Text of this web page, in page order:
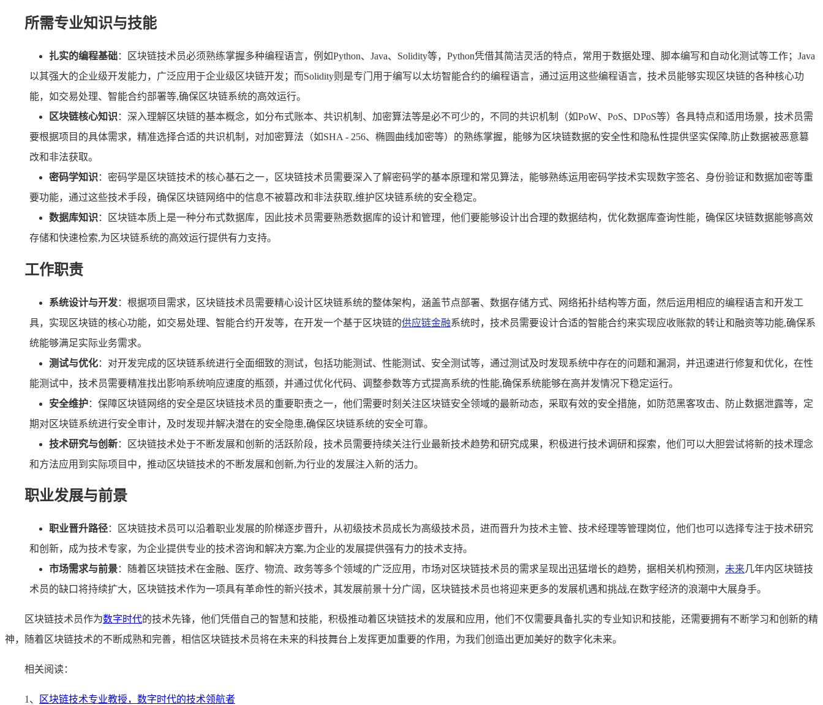
所需专业知识与技能
扎实的编程基础：区块链技术员必须熟练掌握多种编程语言，例如Python、Java、Solidity等，Python凭借其简洁灵活的特点，常用于数据处理、脚本编写和自动化测试等工作；Java
以其强大的企业级开发能力，广泛应用于企业级区块链开发；而Solidity则是专门用于编写以太坊智能合约的编程语言，通过运用这些编程语言，技术员能够实现区块链的各种核心功
能，如交易处理、智能合约部署等,确保区块链系统的高效运行。
区块链核心知识 ：深入理解区块链的基本概念，如分布式账本、共识机制、加密算法等是必不可少的，不同的共识机制（如PoW、PoS、DPoS等）各具特点和适用场景，技术员需
要根据项目的具体需求，精准选择合适的共识机制，对加密算法（如SHA - 256、椭圆曲线加密等）的熟练掌握，能够为区块链数据的安全性和隐私性提供坚实保障,防止数据被恶意篡
改和非法获取。
密码学知识 ：密码学是区块链技术的核心基石之一，区块链技术员需要深入了解密码学的基本原理和常见算法，能够熟练运用密码学技术实现数字签名、身份验证和数据加密等重
要功能，通过这些技术手段，确保区块链网络中的信息不被篡改和非法获取,维护区块链系统的安全稳定。
数据库知识 ：区块链本质上是一种分布式数据库，因此技术员需要熟悉数据库的设计和管理，他们要能够设计出合理的数据结构，优化数据库查询性能，确保区块链数据能够高效
存储和快速检索,为区块链系统的高效运行提供有力支持。
工作职责
系统设计与开发：根据项目需求，区块链技术员需要精心设计区块链系统的整体架构，涵盖节点部署、数据存储方式、网络拓扑结构等方面，然后运用相应的编程语言和开发工
具，实现区块链的核心功能，如交易处理、智能合约开发等，在开发一个基于区块链的供应链金融系统时，技术员需要设计合适的智能合约来实现应收账款的转让和融资等功能,确保系
统能够满足实际业务需求。
测试与优化：对开发完成的区块链系统进行全面细致的测试，包括功能测试、性能测试、安全测试等，通过测试及时发现系统中存在的问题和漏洞，并迅速进行修复和优化，在性
能测试中，技术员需要精准找出影响系统响应速度的瓶颈，并通过优化代码、调整参数等方式提高系统的性能,确保系统能够在高并发情况下稳定运行。
安全维护：保障区块链网络的安全是区块链技术员的重要职责之一，他们需要时刻关注区块链安全领域的最新动态，采取有效的安全措施，如防范黑客攻击、防止数据泄露等，定
期对区块链系统进行安全审计，及时发现并解决潜在的安全隐患,确保区块链系统的安全可靠。
技术研究与创新：区块链技术处于不断发展和创新的活跃阶段，技术员需要持续关注行业最新技术趋势和研究成果，积极进行技术调研和探索，他们可以大胆尝试将新的技术理念
和方法应用到实际项目中，推动区块链技术的不断发展和创新,为行业的发展注入新的活力。
职业发展与前景
职业晋升路径：区块链技术员可以沿着职业发展的阶梯逐步晋升，从初级技术员成长为高级技术员，进而晋升为技术主管、技术经理等管理岗位，他们也可以选择专注于技术研究
和创新，成为技术专家，为企业提供专业的技术咨询和解决方案,为企业的发展提供强有力的技术支持。
市场需求与前景：随着区块链技术在金融、医疗、物流、政务等多个领域的广泛应用，市场对区块链技术员的需求呈现出迅猛增长的趋势，据相关机构预测， 未来几年内区块链技
术员的缺口将持续扩大，区块链技术作为一项具有革命性的新兴技术，其发展前景十分广阔，区块链技术员也将迎来更多的发展机遇和挑战,在数字经济的浪潮中大展身手。
区块链技术员作为数字时代的技术先锋，他们凭借自己的智慧和技能，积极推动着区块链技术的发展和应用，他们不仅需要具备扎实的专业知识和技能，还需要拥有不断学习和创新的精
神，随着区块链技术的不断成熟和完善，相信区块链技术员将在未来的科技舞台上发挥更加重要的作用，为我们创造出更加美好的数字化未来。
相关阅读：
1、 区块链技术专业教授，数字时代的技术领航者